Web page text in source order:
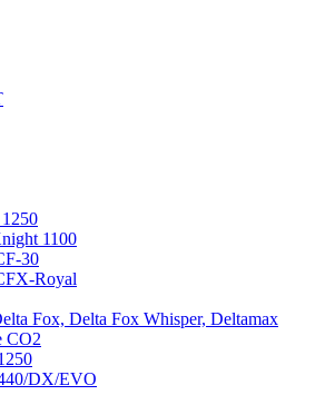
1100
30
Royal
Fox, Delta Fox Whisper, Deltamax
CO2
DX/EVO